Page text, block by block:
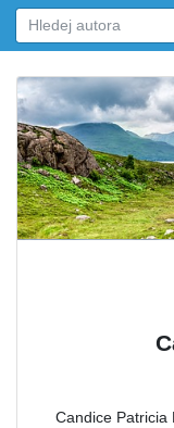
Candice Patricia